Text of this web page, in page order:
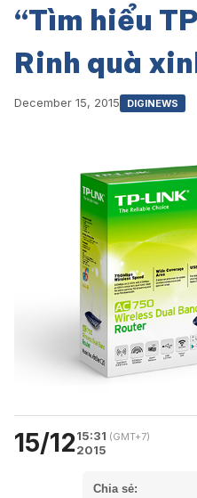
“Tìm hiểu
Rinh quà
December 15, 2015 DIGINEWS
15/1215:31 (GMT+7)
2015
Chia sẻ: